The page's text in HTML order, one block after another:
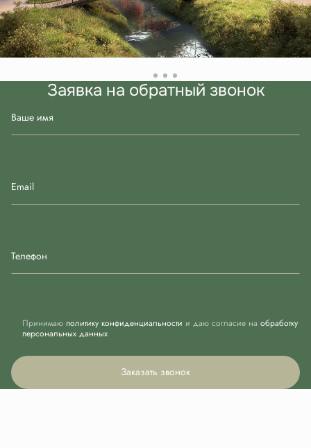
Заявка на обратный звонок
Ваше имя
Email
Телефон
Принимаю политику конфиденциальности и даю согласие на обработку
персональных данных
Заказать звонок